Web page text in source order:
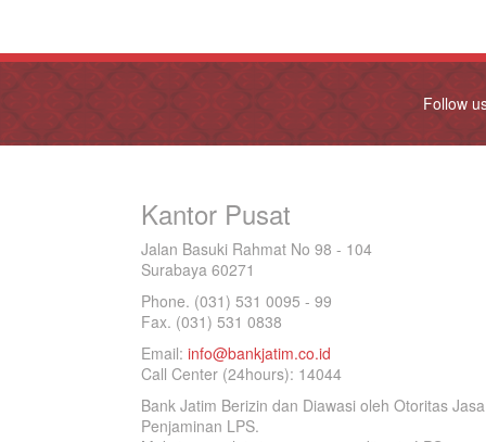
Follow
Kantor Pusat
Jalan Basuki Rahmat No 98 - 104
Surabaya 60271
Phone. (031) 531 0095 - 99
Fax. (031) 531 0838
Email: info@bankjatim.co.id
Call Center (24hours): 14044
Bank Jatim Berizin dan Diawasi oleh Otoritas
Penjaminan LPS.